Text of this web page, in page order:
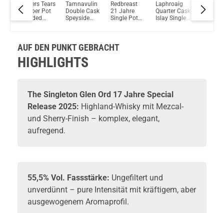
Writers Tears
Copper Pot
Blended
Tamnavulin
Double Cask
Speyside
Vol. 700ml
Redbreast
21 Jahre
Single Pot
Laphroaig
Quarter Cask
Islay Single
AUF DEN PUNKT GEBRACHT
HIGHLIGHTS
The Singleton Glen Ord 17 Jahre Special
Release 2025: Highland-Whisky mit Mezcal-
und Sherry-Finish – komplex, elegant,
aufregend.
55,5% Vol. Fassstärke: Ungefiltert und
unverdünnt – pure Intensität mit kräftigem, aber
ausgewogenem Aromaprofil.